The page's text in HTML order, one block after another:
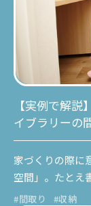
【実例で解
イブラリーの
家づくりの際に
空間」。たとえ
#間取り #収納